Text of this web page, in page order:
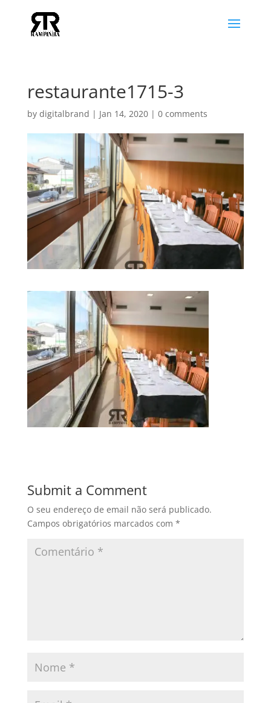
restaurante1715-3
by digitalbrand | Jan 14, 2020| 0 comments
Submit a Comment
O seu endereço de email não será publicado.
Campos obrigatórios marcados com *